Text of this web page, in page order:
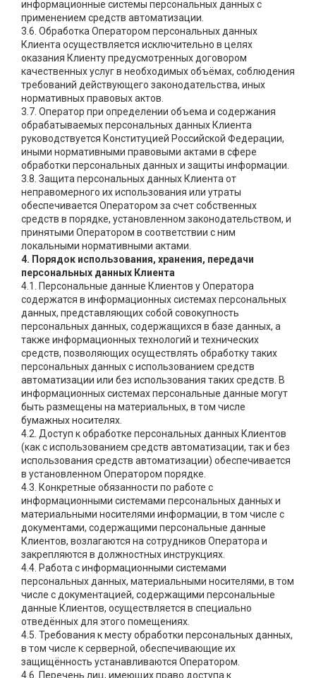
информационные системы персональных данных с
применением средств автоматизации.
3.6. Обработка Оператором персональных данных
Клиента осуществляется исключительно в целях
оказания Клиенту предусмотренных договором
качественных услуг в необходимых объёмах, соблюдения
требований действующего законодательства, иных
нормативных правовых актов.
3.7. Оператор при определении объема и содержания
обрабатываемых персональных данных Клиента
руководствуется Конституцией Российской Федерации,
иными нормативными правовыми актами в сфере
обработки персональных данных и защиты информации.
3.8. Защита персональных данных Клиента от
неправомерного их использования или утраты
обеспечивается Оператором за счет собственных
средств в порядке, установленном законодательством, и
принятыми Оператором в соответствии с ним
локальными нормативными актами.
4. Порядок использования, хранения, передачи
персональных данных Клиента
4.1. Персональные данные Клиентов у Оператора
содержатся в информационных системах персональных
данных, представляющих собой совокупность
персональных данных, содержащихся в базе данных, а
также информационных технологий и технических
средств, позволяющих осуществлять обработку таких
персональных данных с использованием средств
автоматизации или без использования таких средств. В
информационных системах персональные данные могут
быть размещены на материальных, в том числе
бумажных носителях.
4.2. Доступ к обработке персональных данных Клиентов
(как с использованием средств автоматизации, так и без
использования средств автоматизации) обеспечивается
в установленном Оператором порядке.
4.3. Конкретные обязанности по работе с
информационными системами персональных данных и
материальными носителями информации, в том числе с
документами, содержащими персональные данные
Клиентов, возлагаются на сотрудников Оператора и
закрепляются в должностных инструкциях.
4.4. Работа с информационными системами
персональных данных, материальными носителями, в том
числе с документацией, содержащими персональные
данные Клиентов, осуществляется в специально
отведённых для этого помещениях.
4.5. Требования к месту обработки персональных данных,
в том числе к серверной, обеспечивающие их
защищённость устанавливаются Оператором.
4.6. Перечень лиц, имеющих право доступа к